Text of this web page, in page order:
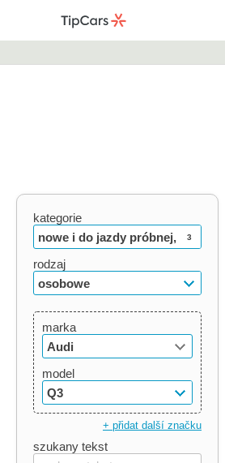
kategorie
nowe i do jazdy próbnej,
używane, oldtimery
3
rodzaj
osobowe
marka
Audi
model
Q3
+ přidat další značku
szukany tekst